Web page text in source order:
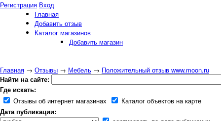
Регистрация Вход
Главная
Добавить отзыв
Каталог магазинов
Добавить магазин
Главная → Отзывы → Мебель → Положительный отзыв www.moon.ru
Найти на сайте:
Где искать:
Отзывы об интернет магазинах
Каталог объектов на карте
Дата публикации: